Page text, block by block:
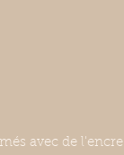
avec de l'encre